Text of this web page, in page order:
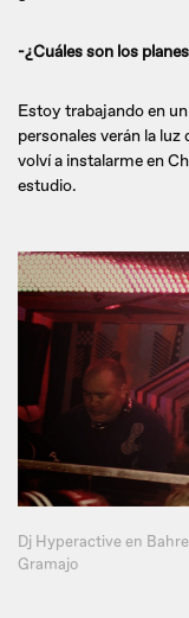
-¿Cuáles son los
Estoy trabajando en
personales verán la
volví a instalarme en
estudio.
Dj Hyperactive en
Gramajo